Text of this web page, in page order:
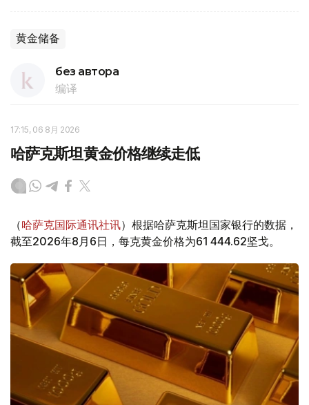
黄金储备
без автора
编译
17:15, 06 8月 2026
哈萨克斯坦黄金价格继续走低
（哈萨克国际通讯社讯）根据哈萨克斯坦国家银行的数据，
截至2026年8月6日，每克黄金价格为61 444.62坚戈。